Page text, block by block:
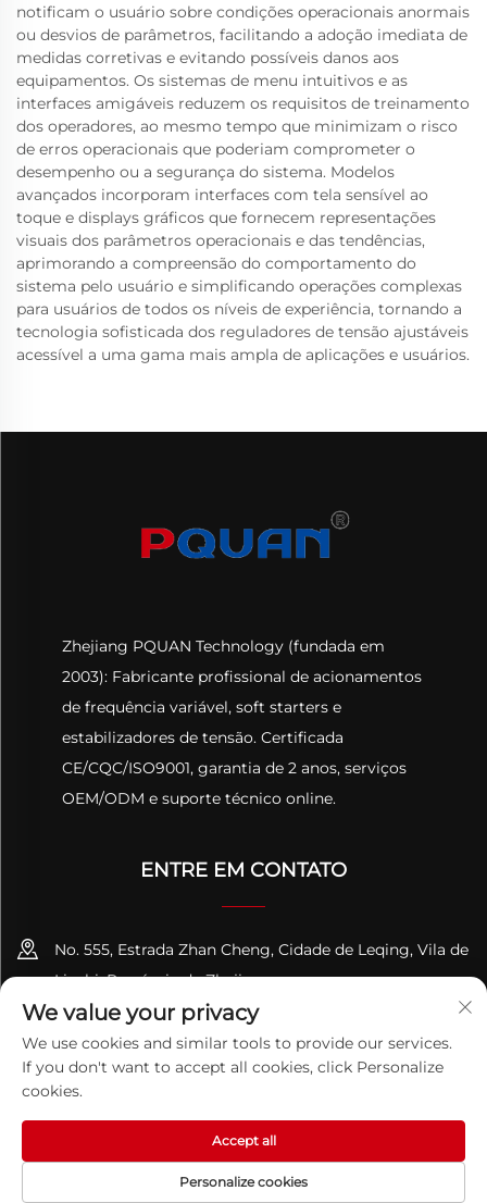
notificam o usuário sobre condições operacionais anormais
ou desvios de parâmetros, facilitando a adoção imediata de
medidas corretivas e evitando possíveis danos aos
equipamentos. Os sistemas de menu intuitivos e as
interfaces amigáveis reduzem os requisitos de treinamento
dos operadores, ao mesmo tempo que minimizam o risco
de erros operacionais que poderiam comprometer o
desempenho ou a segurança do sistema. Modelos
avançados incorporam interfaces com tela sensível ao
toque e displays gráficos que fornecem representações
visuais dos parâmetros operacionais e das tendências,
aprimorando a compreensão do comportamento do
sistema pelo usuário e simplificando operações complexas
para usuários de todos os níveis de experiência, tornando a
tecnologia sofisticada dos reguladores de tensão ajustáveis
acessível a uma gama mais ampla de aplicações e usuários.
Zhejiang PQUAN Technology (fundada em
2003): Fabricante profissional de acionamentos
de frequência variável, soft starters e
estabilizadores de tensão. Certificada
CE/CQC/ISO9001, garantia de 2 anos, serviços
OEM/ODM e suporte técnico online.
ENTRE EM CONTATO
No. 555, Estrada Zhan Cheng, Cidade de Leqing, Vila de
Liushi, Província de Zhejiang
+86-13695814656
[email protected]
Direitos Autorais © 2026 ZHEJIANG PQUAN Technology Co. Ltd.
Todos os Direitos Reservados. Política de privacidade
We value your privacy
We use cookies and similar tools to provide our services.
If you don't want to accept all cookies, click Personalize
cookies.
Personalize cookies
Accept all